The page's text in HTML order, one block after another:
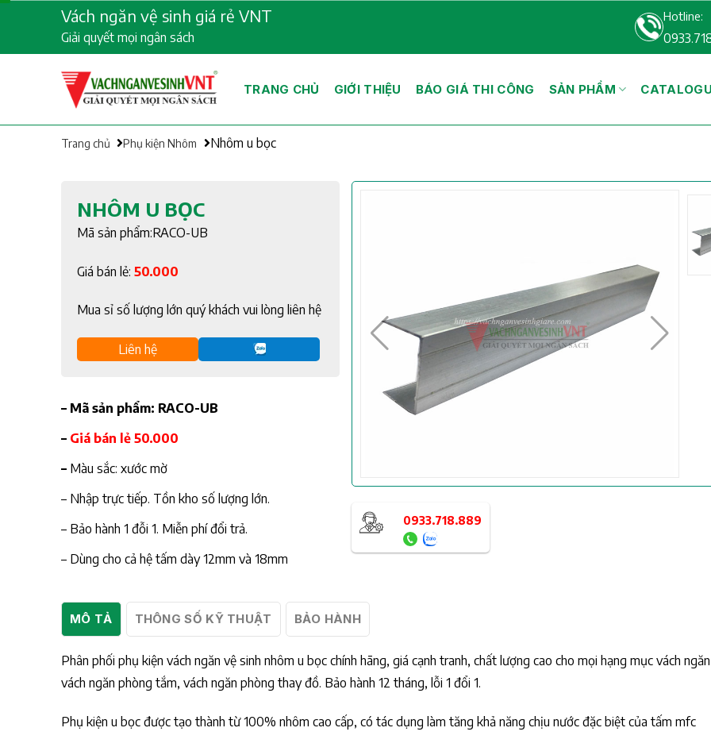
content
Vách ngăn vệ sinh giá rẻ VNT
Giải quyết mọi ngân sách
Hotline:
TRANG CHỦ GIỚI THIỆU BÁO GIÁ THI CÔNG SẢN PHẨM
Trang chủ Phụ kiện Nhôm Nhôm u bọc
NHÔM U BỌC
Mã sản phẩm:RACO-UB
Giá bán lẻ: 50.000
Mua sỉ số lượng lớn quý khách vui lòng liên hệ
Liên hệ
– Mã sản phẩm: RACO-UB
– Giá bán lẻ 50.000
– Màu sắc: xước mờ
– Nhập trực tiếp. Tồn kho số lượng lớn.
– Bảo hành 1 đỗi 1. Miễn phí đổi trả.
– Dùng cho cả hệ tấm dày 12mm và 18mm
0933.718.889
MÔ TẢ THÔNG SỐ KỸ THUẬT BẢO HÀNH
Phân phối phụ kiện vách ngăn vệ sinh nhôm u bọc chính hãng, giá cạnh tranh, chất lượng cao cho mọi hạng mục vách
vách ngăn phòng tắm, vách ngăn phòng thay đồ. Bảo hành 12 tháng, lỗi 1 đổi 1.
Phụ kiện u bọc được tạo thành từ 100% nhôm cao cấp, có tác dụng làm tăng khả năng chịu nước đặc biệt của tấm mfc